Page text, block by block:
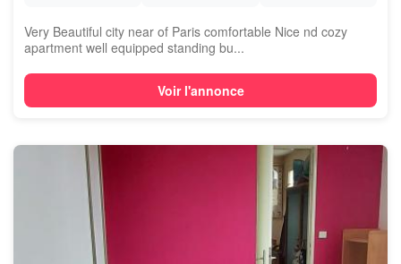
Very Beautiful city near of Paris comfortable Nice nd cozy
apartment well equipped standing bu...
Voir l'annonce